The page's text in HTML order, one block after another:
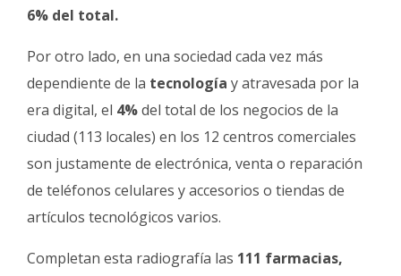
6% del total.
Por otro lado, en una sociedad cada vez más
dependiente de la tecnología y atravesada por la
era digital, el 4%del total de los negocios de la
ciudad (113 locales) en los 12 centros comerciales
son justamente de electrónica, venta o reparación
de teléfonos celulares y accesorios o tiendas de
artículos tecnológicos varios.
Completan esta radiografía las 111 farmacias,